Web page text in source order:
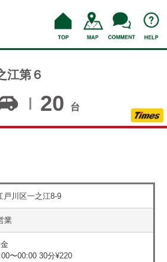
江第６
20 台
戸川区一之江8-9
業
〜00:00 30分¥220